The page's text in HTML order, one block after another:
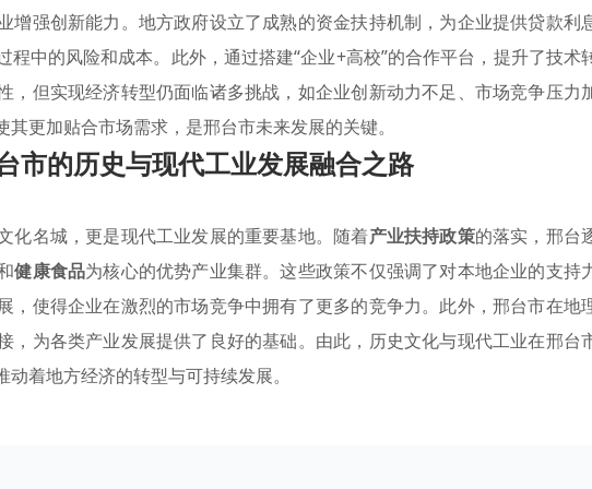
增强创新能力。地方政府设立了成熟的资金扶持机制，为企业提供贷款利
中的风险和成本。此外，通过搭建“企业+高校”的合作平台，提升了技术
，但实现经济转型仍面临诸多挑战，如企业创新动力不足、市场竞争压力
更加贴合市场需求，是邢台市未来发展的关键。
市的历史与现代工业发展融合之路
化名城，更是现代工业发展的重要基地。随着产业扶持政策的落实，邢台
健康食品为核心的优势产业集群。这些政策不仅强调了对本地企业的支持
，使得企业在激烈的市场竞争中拥有了更多的竞争力。此外，邢台市在地
，为各类产业发展提供了良好的基础。由此，历史文化与现代工业在邢台
着地方经济的转型与可持续发展。